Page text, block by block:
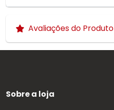
Avaliações do Produto
Sobre a loja